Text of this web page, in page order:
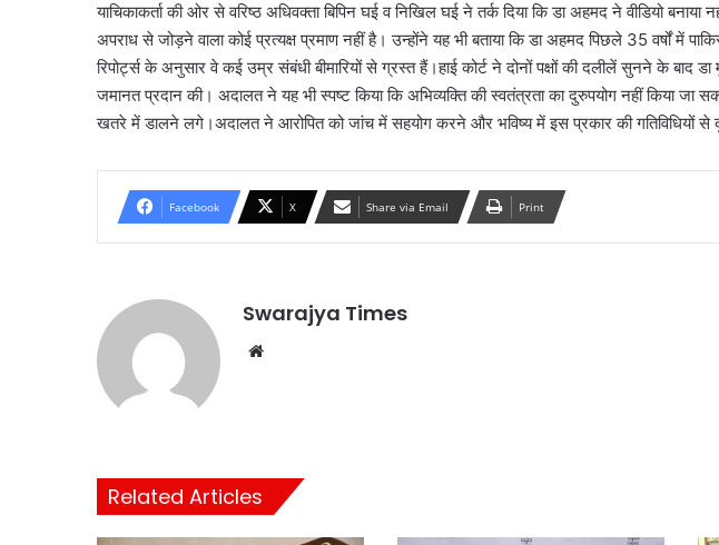
याचिकाकर्ता की ओर से वरिष्ठ अधिवक्ता बिपिन घई व निखिल घई ने तर्क दिया कि डा अहमद ने वीडियो
अपराध से जोड़ने वाला कोई प्रत्यक्ष प्रमाण नहीं है। उन्होंने यह भी बताया कि डा अहमद पिछले 35 वर्षों में
रिपोर्ट्स के अनुसार वे कई उम्र संबंधी बीमारियों से ग्रस्त हैं।हाई कोर्ट ने दोनों पक्षों की दलीलें सुनने के बाद
जमानत प्रदान की। अदालत ने यह भी स्पष्ट किया कि अभिव्यक्ति की स्वतंत्रता का दुरुपयोग नहीं किया
खतरे में डालने लगे।अदालत ने आरोपित को जांच में सहयोग करने और भविष्य में इस प्रकार की गतिविधियों से
Facebook X Share via Email Print
Swarajya Times
Related Articles